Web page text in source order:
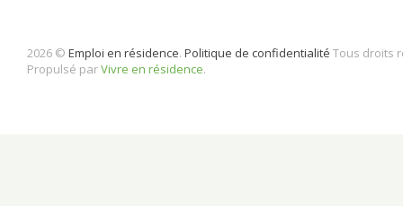
2026 © Emploi en résidence. Politique de confidentialité Tous droits
Propulsé parVivre en résidence.